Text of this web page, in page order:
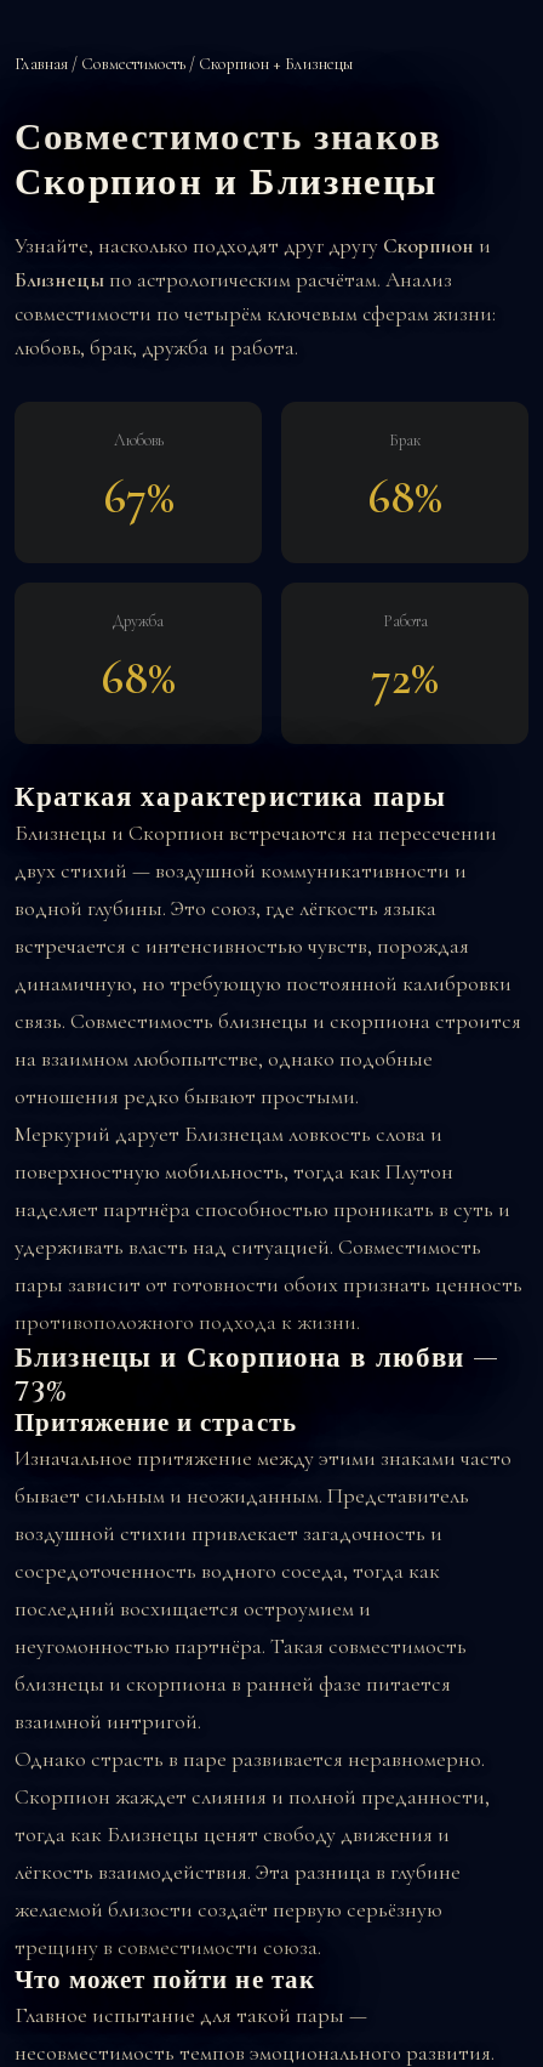
Главная / Совместимость / Скорпион + Близнецы
Совместимость знаков
Скорпион и Близнецы
Узнайте, насколько подходят друг другу Скорпион и
Близнецы по астрологическим расчётам. Анализ
совместимости по четырём ключевым сферам жизни:
любовь, брак, дружба и работа.
Любовь
67%
Брак
68%
Дружба
68%
Работа
72%
Краткая характеристика пары
Близнецы и Скорпион встречаются на пересечении
двух стихий — воздушной коммуникативности и
водной глубины. Это союз, где лёгкость языка
встречается с интенсивностью чувств, порождая
динамичную, но требующую постоянной калибровки
связь. Совместимость близнецы и скорпиона строится
на взаимном любопытстве, однако подобные
отношения редко бывают простыми.
Меркурий дарует Близнецам ловкость слова и
поверхностную мобильность, тогда как Плутон
наделяет партнёра способностью проникать в суть и
удерживать власть над ситуацией. Совместимость
пары зависит от готовности обоих признать ценность
противоположного подхода к жизни.
Близнецы и Скорпиона в любви —
73%
Притяжение и страсть
Изначальное притяжение между этими знаками часто
бывает сильным и неожиданным. Представитель
воздушной стихии привлекает загадочность и
сосредоточенность водного соседа, тогда как
последний восхищается остроумием и
неугомонностью партнёра. Такая совместимость
близнецы и скорпиона в ранней фазе питается
взаимной интригой.
Однако страсть в паре развивается неравномерно.
Скорпион жаждет слияния и полной преданности,
тогда как Близнецы ценят свободу движения и
лёгкость взаимодействия. Эта разница в глубине
желаемой близости создаёт первую серьёзную
трещину в совместимости союза.
Что может пойти не так
Главное испытание для такой пары —
несовместимость темпов эмоционального развития.